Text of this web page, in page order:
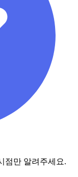
점만 알려주세요.